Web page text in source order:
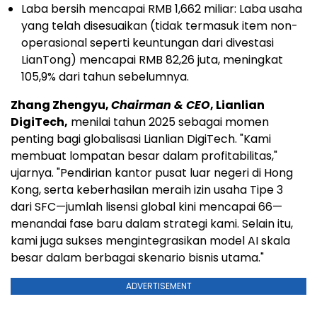
Laba bersih mencapai RMB 1,662 miliar: Laba usaha
yang telah disesuaikan (tidak termasuk item non-
operasional seperti keuntungan dari divestasi
LianTong) mencapai RMB 82,26 juta, meningkat
105,9% dari tahun sebelumnya.
Zhang Zhengyu,Chairman & CEO, Lianlian
DigiTech, menilai tahun 2025 sebagai momen
penting bagi globalisasi Lianlian DigiTech. "Kami
membuat lompatan besar dalam profitabilitas,"
ujarnya. "Pendirian kantor pusat luar negeri di Hong
Kong, serta keberhasilan meraih izin usaha Tipe 3
dari SFC—jumlah lisensi global kini mencapai 66—
menandai fase baru dalam strategi kami. Selain itu,
kami juga sukses mengintegrasikan model AI skala
besar dalam berbagai skenario bisnis utama."
ADVERTISEMENT